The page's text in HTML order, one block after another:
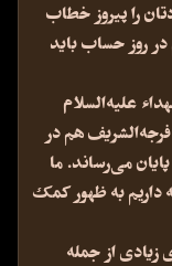
را پیروز خطاب
روز حساب باید
علیه‌السلام
هم در
می‌رساند. ما
داریم به ظهور کمک
زیادی از جمله